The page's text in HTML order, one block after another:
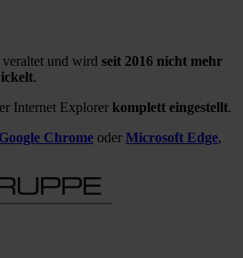
veraltet und wird seit 2016 nicht mehr
.
Internet Explorer komplett eingestellt.
Google Chrome oder Microsoft Edge,